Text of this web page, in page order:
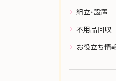
組立･設置
不用品回収
お役立ち情